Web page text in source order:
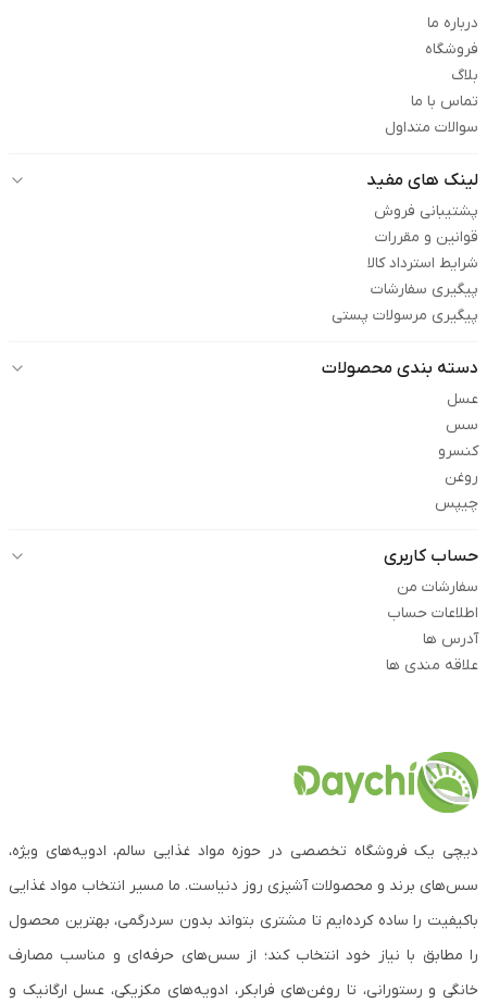
درباره ما
فروشگاه
بلاگ
تماس با ما
سوالات متداول
لینک های مفید
پشتیبانی فروش
قوانین و مقررات
شرایط استرداد کالا
پیگیری سفارشات
پیگیری مرسولات پستی
دسته بندی محصولات
عسل
سس
کنسرو
روغن
چیپس
حساب کاربری
سفارشات من
اطلاعات حساب
آدرس ها
علاقه مندی ها
دیچی یک فروشگاه تخصصی در حوزه مواد غذایی سالم، ادویه‌های ویژه،
سس‌های برند و محصولات آشپزی روز دنیاست. ما مسیر انتخاب مواد غذایی
باکیفیت را ساده کرده‌ایم تا مشتری بتواند بدون سردرگمی، بهترین محصول
را مطابق با نیاز خود انتخاب کند؛ از سس‌های حرفه‌ای و مناسب مصارف
خانگی و رستورانی، تا روغن‌های فرابکر، ادویه‌های مکزیکی، عسل ارگانیک و